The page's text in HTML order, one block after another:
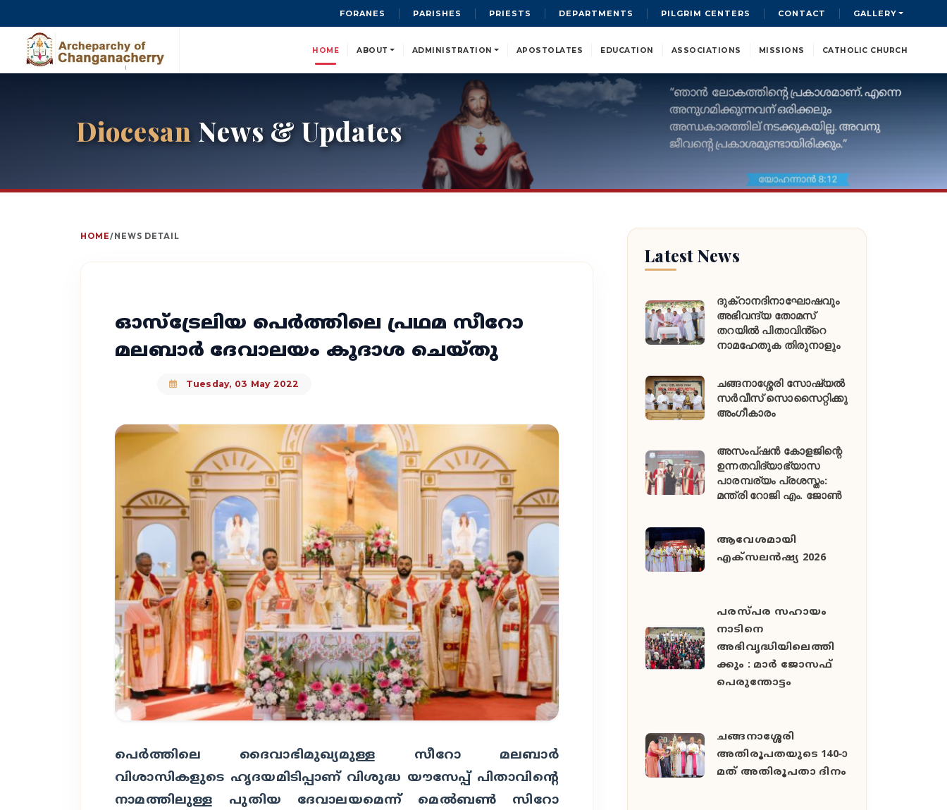
FORANES PARISHES PRIESTS DEPARTMENTS PILGRIM CENTERS CONTACT GALLERY
HOME ABOUT ADMINISTRATION APOSTOLATES EDUCATION ASSOCIATIONS MISSIONS CATHOLIC CHURCH
Diocesan News & Updates
HOME/NEWS DETAIL
ഓസ്‌ട്രേലിയ പെര്‍ത്തിലെ പ്രഥമ സീറോ
മലബാര്‍ ദേവാലയം കൂദാശ ചെയ്‌തു
Tuesday, 03 May 2022
പെര്‍ത്തിലെ ദൈവാഭിമുഖ്യമുള്ള സീറോ മലബാര്‍
വിശാസികളുടെ ഹൃദയമിടിപ്പാണ് വിശുദ്ധ യൗസേപ്പ് പിതാവിന്റെ
നാമത്തിലുള്ള പുതിയ ദേവാലയമെന്ന് മെല്‍ബണ്‍ സിറോ
Latest News
ദുക്റാനദിനാഘോഷവും
അഭിവന്ദ്യ തോമസ്
തറയിൽ പിതാവിൻ്റെ
നാമഹേതുക തിരുനാളും
ചങ്ങനാശ്ശേരി സോഷ്യൽ
സർവീസ് സൊസൈറ്റിക്കു
അംഗീകാരം
അസംപ്ഷൻ കോളജിന്റെ
ഉന്നതവിദ്യാഭ്യാസ
പാരമ്പര്യം പ്രശസ്തം:
മന്ത്രി റോജി എം. ജോൺ
ആവേശമായി
എക്സലൻഷ്യ 2026
പരസ്പര സഹായം
നാടിനെ
അഭിവൃദ്ധിയിലെത്തി
ക്കും : മാർ ജോസഫ്
പെരുന്തോട്ടം
ചങ്ങനാശ്ശേരി
അതിരൂപതയുടെ 140-ാ
മത് അതിരൂപതാ ദിനം